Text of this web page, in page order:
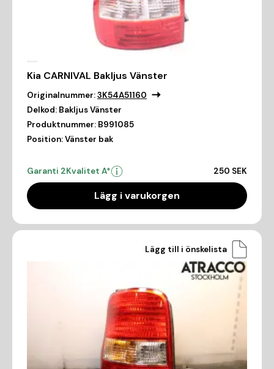
Kia CARNIVAL Bakljus Vänster
Originalnummer:3K54A51160
Delkod: Bakljus Vänster
Produktnummer: B991085
Position:Vänster bak
Garanti 2Kvalitet A* 250 SEK
Lägg i varukorgen
Lägg till i önskelista